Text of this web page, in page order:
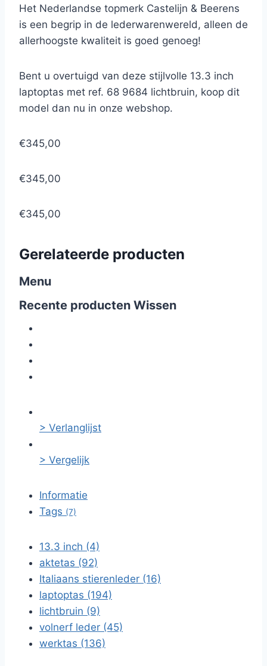
Het Nederlandse topmerk Castelijn & Beerens
is een begrip in de lederwarenwereld, alleen de
allerhoogste kwaliteit is goed genoeg!
Bent u overtuigd van deze stijlvolle 13.3 inch
laptoptas met ref. 68 9684 lichtbruin, koop dit
model dan nu in onze webshop.
€345,00
€345,00
€345,00
Gerelateerde producten
Menu
Recente producten Wissen
> Verlanglijst
> Vergelijk
Informatie
Tags (7)
13.3 inch (4)
aktetas (92)
Italiaans stierenleder (16)
laptoptas (194)
lichtbruin (9)
volnerf leder (45)
werktas (136)